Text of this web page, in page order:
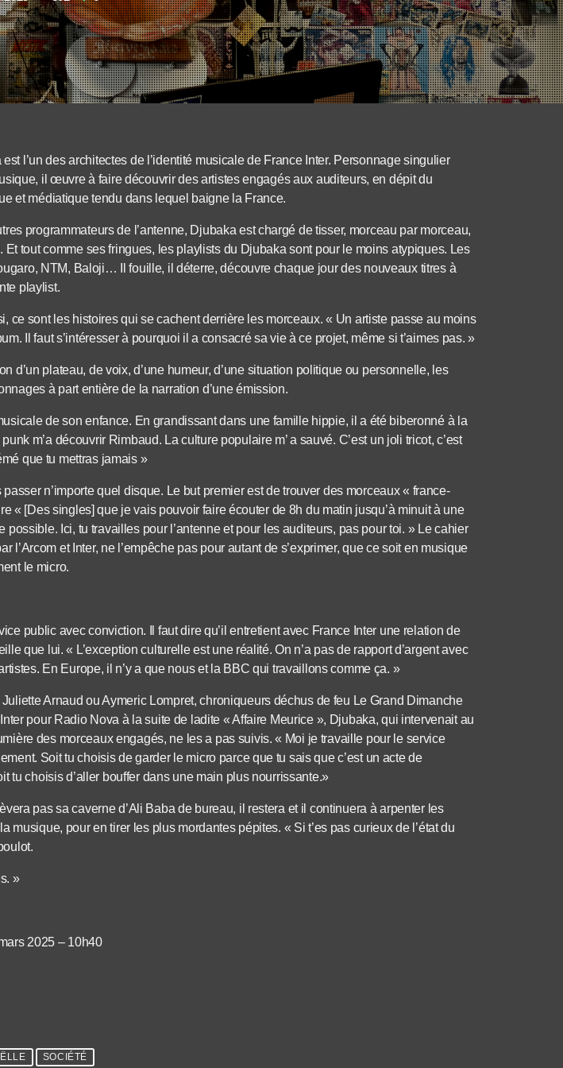
l’un des architectes de l’identité musicale de France Inter. Personnage singulier
il œuvre à faire découvrir des artistes engagés aux auditeurs, en dépit du
et médiatique tendu dans lequel baigne la France.
programmateurs de l’antenne, Djubaka est chargé de tisser, morceau par morceau,
Et tout comme ses fringues, les playlists du Djubaka sont pour le moins atypiques. Les
NTM, Baloji… Il fouille, il déterre, découvre chaque jour des nouveaux titres à
playlist.
ce sont les histoires qui se cachent derrière les morceaux. « Un artiste passe au moins
Il faut s’intéresser à pourquoi il a consacré sa vie à ce projet, même si t’aimes pas. »
d’un plateau, de voix, d’une humeur, d’une situation politique ou personnelle, les
à part entière de la narration d’une émission.
de son enfance. En grandissant dans une famille hippie, il a été biberonné à la
m’a découvrir Rimbaud. La culture populaire m’ a sauvé. C’est un joli tricot, c’est
que tu mettras jamais »
passer n’importe quel disque. Le but premier est de trouver des morceaux « france-
« [Des singles] que je vais pouvoir faire écouter de 8h du matin jusqu’à minuit à une
possible. Ici, tu travailles pour l’antenne et pour les auditeurs, pas pour toi. » Le cahier
l’Arcom et Inter, ne l’empêche pas pour autant de s’exprimer, que ce soit en musique
le micro.
public avec conviction. Il faut dire qu’il entretient avec France Inter une relation de
que lui. « L’exception culturelle est une réalité. On n’a pas de rapport d’argent avec
En Europe, il n’y a que nous et la BBC qui travaillons comme ça. »
Arnaud ou Aymeric Lompret, chroniqueurs déchus de feu Le Grand Dimanche
pour Radio Nova à la suite de ladite « Affaire Meurice », Djubaka, qui intervenait au
des morceaux engagés, ne les a pas suivis. « Moi je travaille pour le service
Soit tu choisis de garder le micro parce que tu sais que c’est un acte de
tu choisis d’aller bouffer dans une main plus nourrissante.»
pas sa caverne d’Ali Baba de bureau, il restera et il continuera à arpenter les
musique, pour en tirer les plus mordantes pépites. « Si t’es pas curieux de l’état du
»
2025 – 10h40
SOCIÉTÉ